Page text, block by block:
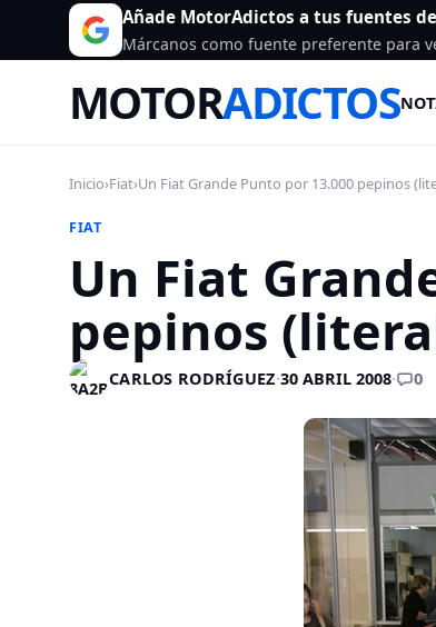
Añade MotorAdictos a tus fuentes
Márcanos como fuente preferente para
MOTORADICTOS
Inicio›Fiat›Un Fiat Grande Punto por 13.000 pepinos
FIAT
Un Fiat
pepinos
CARLOS RODRÍGUEZ·30 ABRIL 2008· 0